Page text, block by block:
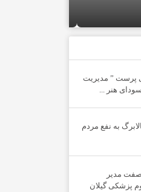
پرست ” مدیریت
هنر ...
به نفع مردم
صفت مدیر
پزشکی گیلان